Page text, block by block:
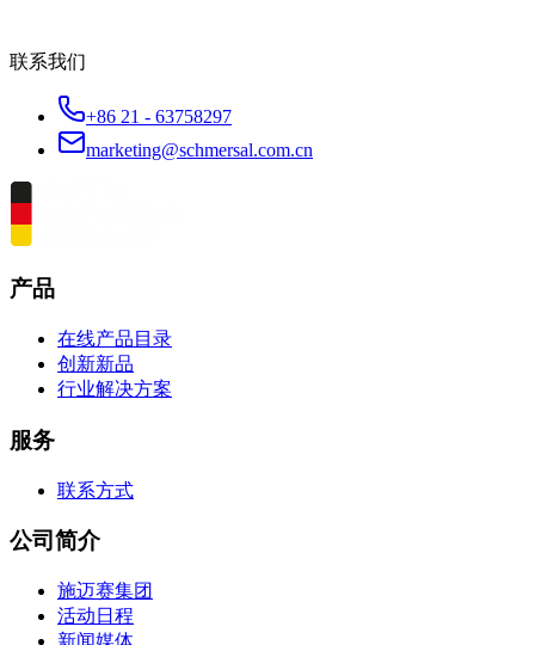
联系我们
+86 21 - 63758297
marketing@schmersal.com.cn
产品
在线产品目录
创新新品
行业解决方案
服务
联系方式
公司简介
施迈赛集团
活动日程
新闻媒体